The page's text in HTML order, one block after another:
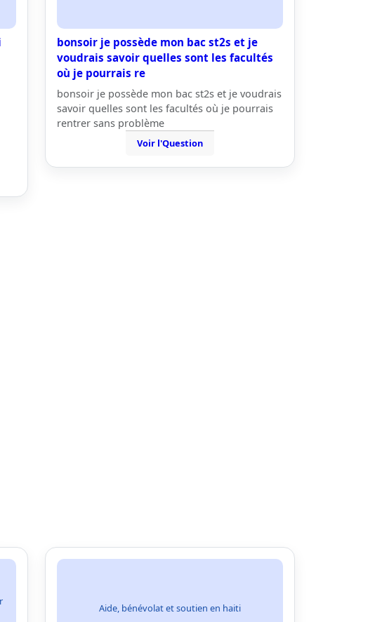
bonsoir je possède mon bac st2s et je
voudrais savoir quelles sont les facultés
où je pourrais re
bonsoir je possède mon bac st2s et je voudrais
savoir quelles sont les facultés où je pourrais
rentrer sans problème
Voir l'Question
Aide, bénévolat et soutien en haiti